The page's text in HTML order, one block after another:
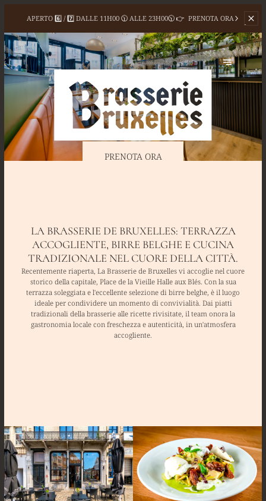
APERTO 6️⃣ / 7️⃣ DALLE 11H00 🕦 ALLE 23H00🕥 👉 PRENOTA ORA
PRENOTA ORA
LA BRASSERIE DE BRUXELLES: TERRAZZA
ACCOGLIENTE, BIRRE BELGHE E CUCINA
TRADIZIONALE NEL CUORE DELLA CITTÀ.
Recentemente riaperta, La Brasserie de Bruxelles vi accoglie nel cuore
storico della capitale, Place de la Vieille Halle aux Blés. Con la sua
terrazza soleggiata e l'eccellente selezione di birre belghe, è il luogo
ideale per condividere un momento di convivialità. Dai piatti
tradizionali della brasserie alle ricette rivisitate, il team onora la
gastronomia locale con freschezza e autenticità, in un'atmosfera
accogliente.